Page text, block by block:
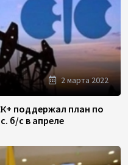
2 марта 2022
поддержал план по
б/с в апреле